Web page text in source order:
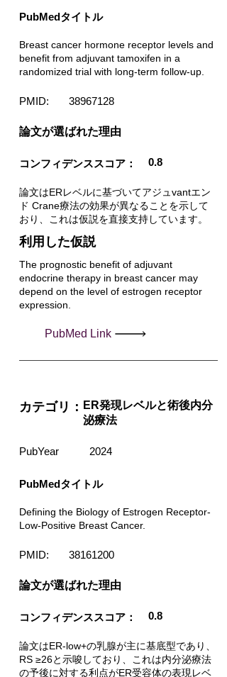
PubMedタイトル
Breast cancer hormone receptor levels and
benefit from adjuvant tamoxifen in a
randomized trial with long-term follow-up.
PMID: 38967128
​論文が選ばれた理由
コンフィデンススコア： 0.8
論文はERレベルに基づいてアジュvantエン
ド Crane療法の効果が異なることを示して
おり、これは仮説を直接支持しています。
利用した仮説
The prognostic benefit of adjuvant
endocrine therapy in breast cancer may
depend on the level of estrogen receptor
expression.
PubMed Link
カテゴリ： ER発現レベルと術後内分
泌療法
PubYear 2024
PubMedタイトル
Defining the Biology of Estrogen Receptor-
Low-Positive Breast Cancer.
PMID: 38161200
​論文が選ばれた理由
コンフィデンススコア： 0.8
論文はER-low+の乳腺が主に基底型であり、
RS ≥26と示唆しており、これは内分泌療法
の予後に対する利点がER受容体の表現レベ